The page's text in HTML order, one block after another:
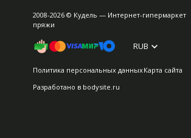
2008-2026 © Кудель — Интернет-гипермаркет
пряжи
RUB
Политика персональных данныхКарта сайта
Разработано в bodysite.ru